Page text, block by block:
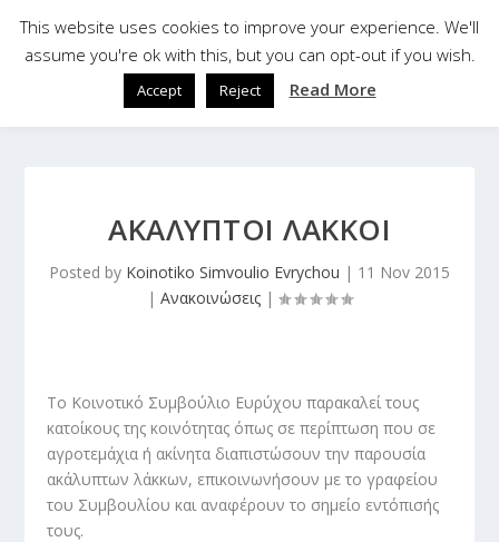
ΑΚΑΛΥΠΤΟΙ ΛΑΚΚΟΙ
Posted by Koinotiko Simvoulio Evrychou | 11 Nov 2015
| Ανακοινώσεις |
Το Κοινοτικό Συμβούλιο Ευρύχου παρακαλεί τους
κατοίκους της κοινότητας όπως σε περίπτωση που σε
αγροτεμάχια ή ακίνητα διαπιστώσουν την παρουσία
ακάλυπτων λάκκων, επικοινωνήσουν με το γραφείου
του Συμβουλίου και αναφέρουν το σημείο εντόπισής
τους.
This website uses cookies to improve your experience. We'll
assume you're ok with this, but you can opt-out if you wish.
Accept Reject Read More